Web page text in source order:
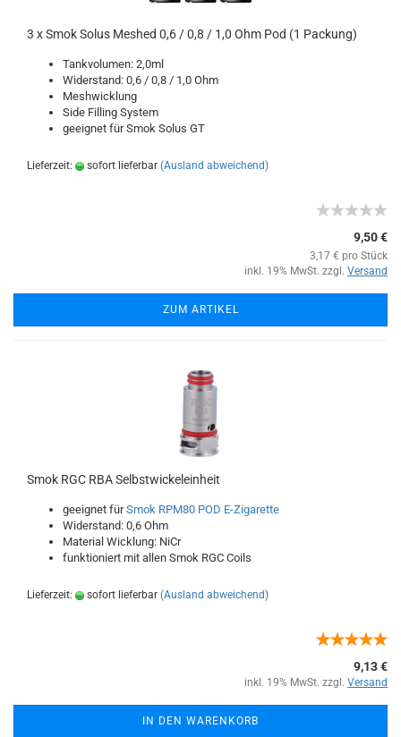
3 x Smok Solus Meshed 0,6 / 0,8 / 1,0 Ohm Pod (1 Packung)
Tankvolumen: 2,0ml
Widerstand: 0,6 / 0,8 / 1,0 Ohm
Meshwicklung
Side Filling System
geeignet für Smok Solus GT
Lieferzeit: sofort lieferbar (Ausland abweichend)
9,50 €
3,17 € pro Stück
inkl. 19% MwSt. zzgl. Versand
ZUM ARTIKEL
Smok RGC RBA Selbstwickeleinheit
geeignet fürSmok RPM80 POD E-Zigarette
Widerstand: 0,6 Ohm
Material Wicklung: NiCr
funktioniert mit allen Smok RGC Coils
Lieferzeit: sofort lieferbar (Ausland abweichend)
9,13 €
inkl. 19% MwSt. zzgl. Versand
IN DEN WARENKORB